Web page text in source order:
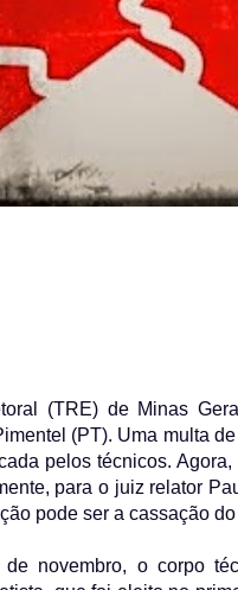
(TRE) de Minas
(PT). Uma multa
pelos técnicos.
para o juiz relator
pode ser a cassação
novembro, o corpo